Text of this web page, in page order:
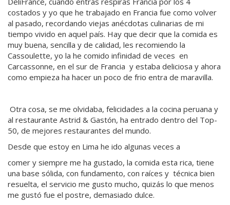
costados y yo que he trabajado en Francia fue como volver
al pasado, recordando viejas anécdotas culinarias de mi
tiempo vivido en aquel país. Hay que decir que la comida es
muy buena, sencilla y de calidad, les recomiendo la
Cassoulette, yo la he comido infinidad de veces en
Carcassonne, en el sur de Francia y estaba deliciosa y ahora
como empieza ha hacer un poco de frio entra de maravilla.
Otra cosa, se me olvidaba, felicidades a la cocina peruana y
al restaurante Astrid & Gastón, ha entrado dentro del Top-
50, de mejores restaurantes del mundo.
Desde que estoy en Lima he ido algunas veces a
comer y siempre me ha gustado, la comida esta rica, tiene
una base sólida, con fundamento, con raíces y técnica bien
resuelta, el servicio me gusto mucho, quizás lo que menos
me gustó fue el postre, demasiado dulce.